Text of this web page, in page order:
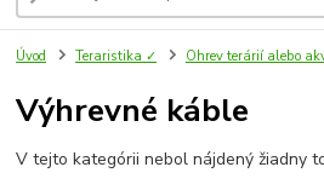
Úvod Teraristika ✓ Ohrev terárií alebo
Výhrevné káble
V tejto kategórii nebol nájdený žiadny